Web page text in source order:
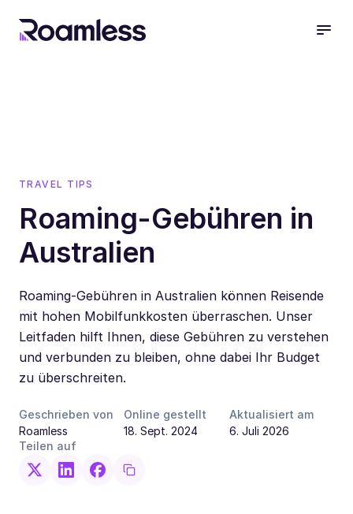
TRAVEL TIPS
Roaming-Gebühren in
Australien
Roaming-Gebühren in Australien können Reisende
mit hohen Mobilfunkkosten überraschen. Unser
Leitfaden hilft Ihnen, diese Gebühren zu verstehen
und verbunden zu bleiben, ohne dabei Ihr Budget
zu überschreiten.
Geschrieben von
Roamless
Online gestellt
18. Sept. 2024
Aktualisiert am
6. Juli 2026
Teilen auf